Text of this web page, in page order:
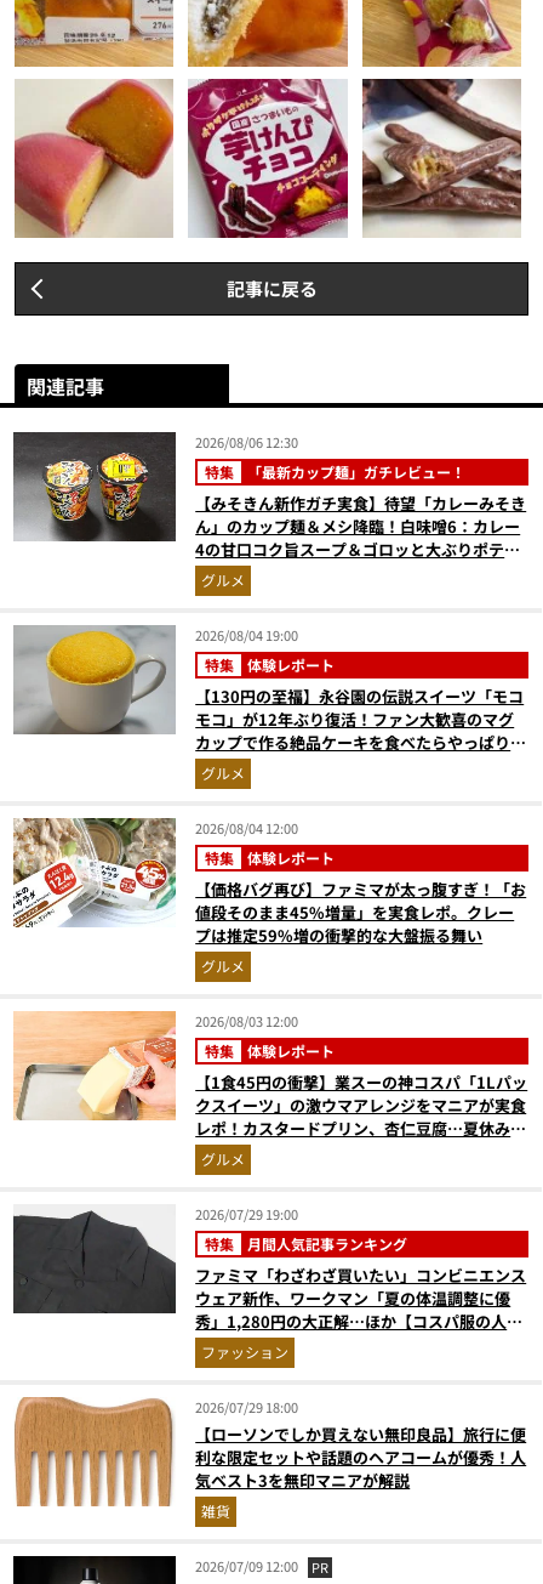
記事に戻る
関連記事
2026/08/06 12:30
特集 「最新カップ麺」ガチレビュー！
【みそきん新作ガチ実食】待望「カレーみそき
ん」のカップ麺＆メシ降臨！白味噌6：カレー
4の甘口コク旨スープ＆ゴロッと大ぶりポテト
に歓喜
グルメ
2026/08/04 19:00
特集 体験レポート
【130円の至福】永谷園の伝説スイーツ「モコ
モコ」が12年ぶり復活！ファン大歓喜のマグ
カップで作る絶品ケーキを食べたらやっぱり最
高にウマかった
グルメ
2026/08/04 12:00
特集 体験レポート
【価格バグ再び】ファミマが太っ腹すぎ！「お
値段そのまま45%増量」を実食レポ。クレー
プは推定59%増の衝撃的な大盤振る舞い
グルメ
2026/08/03 12:00
特集 体験レポート
【1食45円の衝撃】業スーの神コスパ「1Lパッ
クスイーツ」の激ウマアレンジをマニアが実食
レポ！カスタードプリン、杏仁豆腐…夏休みの
おやつに最強すぎた
グルメ
2026/07/29 19:00
特集 月間人気記事ランキング
ファミマ「わざわざ買いたい」コンビニエンス
ウェア新作、ワークマン「夏の体温調整に優
秀」1,280円の大正解…ほか【コスパ服の人気
記事ランキングベスト3】（2026年6月版）
ファッション
2026/07/29 18:00
【ローソンでしか買えない無印良品】旅行に便
利な限定セットや話題のヘアコームが優秀！人
気ベスト3を無印マニアが解説
雑貨
2026/07/09 12:00 PR